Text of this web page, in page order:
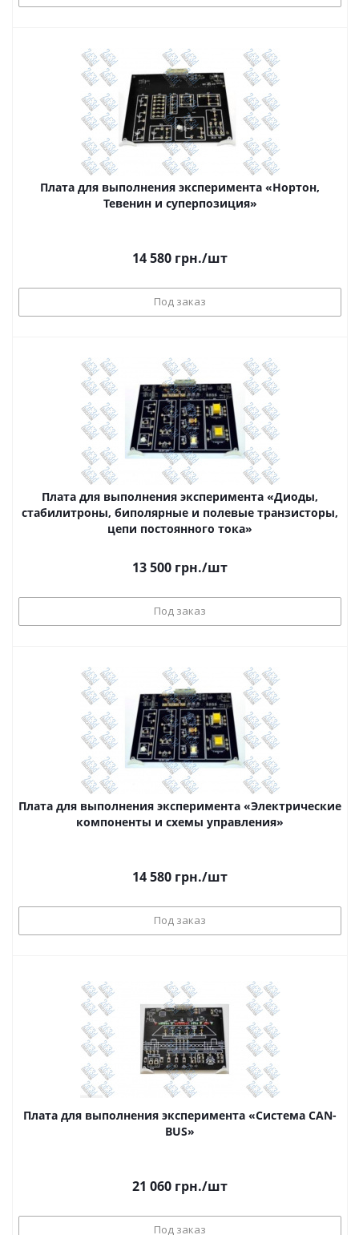
Плата для выполнения эксперимента «Нортон,
Тевенин и суперпозиция»
14 580 грн./шт
Под заказ
Плата для выполнения эксперимента «Диоды,
стабилитроны, биполярные и полевые транзисторы,
цепи постоянного тока»
13 500 грн./шт
Под заказ
Плата для выполнения эксперимента «Электрические
компоненты и схемы управления»
14 580 грн./шт
Под заказ
Плата для выполнения эксперимента «Система CAN-
BUS»
21 060 грн./шт
Под заказ